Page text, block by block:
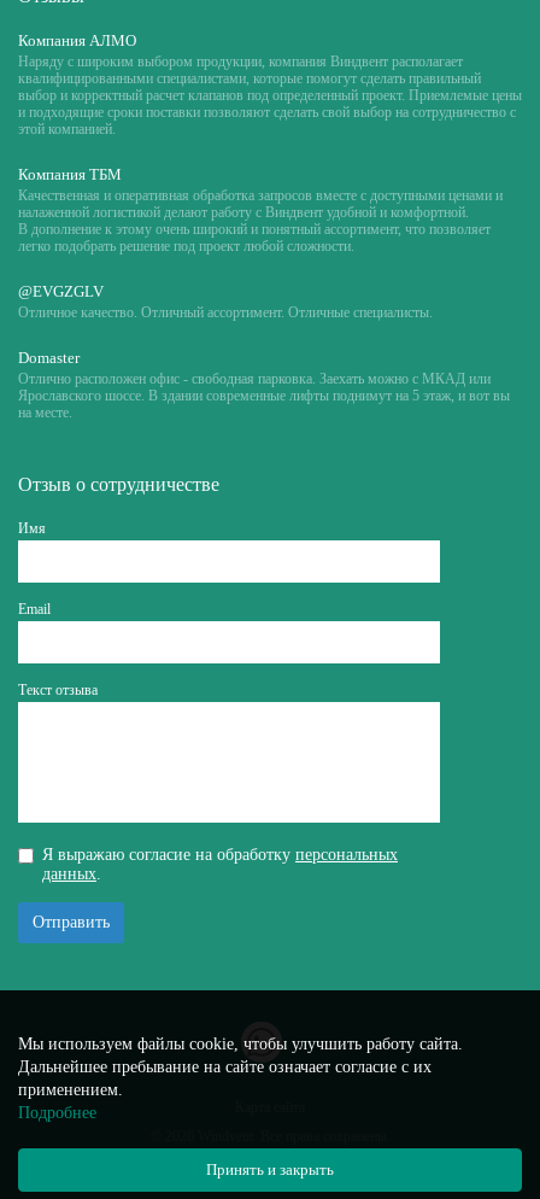
Компания АЛМО
Наряду с широким выбором продукции, компания Виндвент располагает
квалифицированными специалистами, которые помогут сделать правильный
выбор и корректный расчет клапанов под определенный проект. Приемлемые цены
и подходящие сроки поставки позволяют сделать свой выбор на сотрудничество с
этой компанией.
Компания ТБМ
Качественная и оперативная обработка запросов вместе с доступными ценами и
налаженной логистикой делают работу с Виндвент удобной и комфортной.
В дополнение к этому очень широкий и понятный ассортимент, что позволяет
легко подобрать решение под проект любой сложности.
@EVGZGLV
Отличное качество. Отличный ассортимент. Отличные специалисты.
Domaster
Отлично расположен офис - свободная парковка. Заехать можно с МКАД или
Ярославского шоссе. В здании современные лифты поднимут на 5 этаж, и вот вы
на месте.
Отзыв о сотрудничестве
Имя
Email
Текст отзыва
Я выражаю согласие на обработку персональных
данных.
Отправить
Политика конфиденциальности
Мы используем файлы cookie, чтобы улучшить работу сайта.
Дальнейшее пребывание на сайте означает согласие с их
применением.
Подробнее
Принять и закрыть